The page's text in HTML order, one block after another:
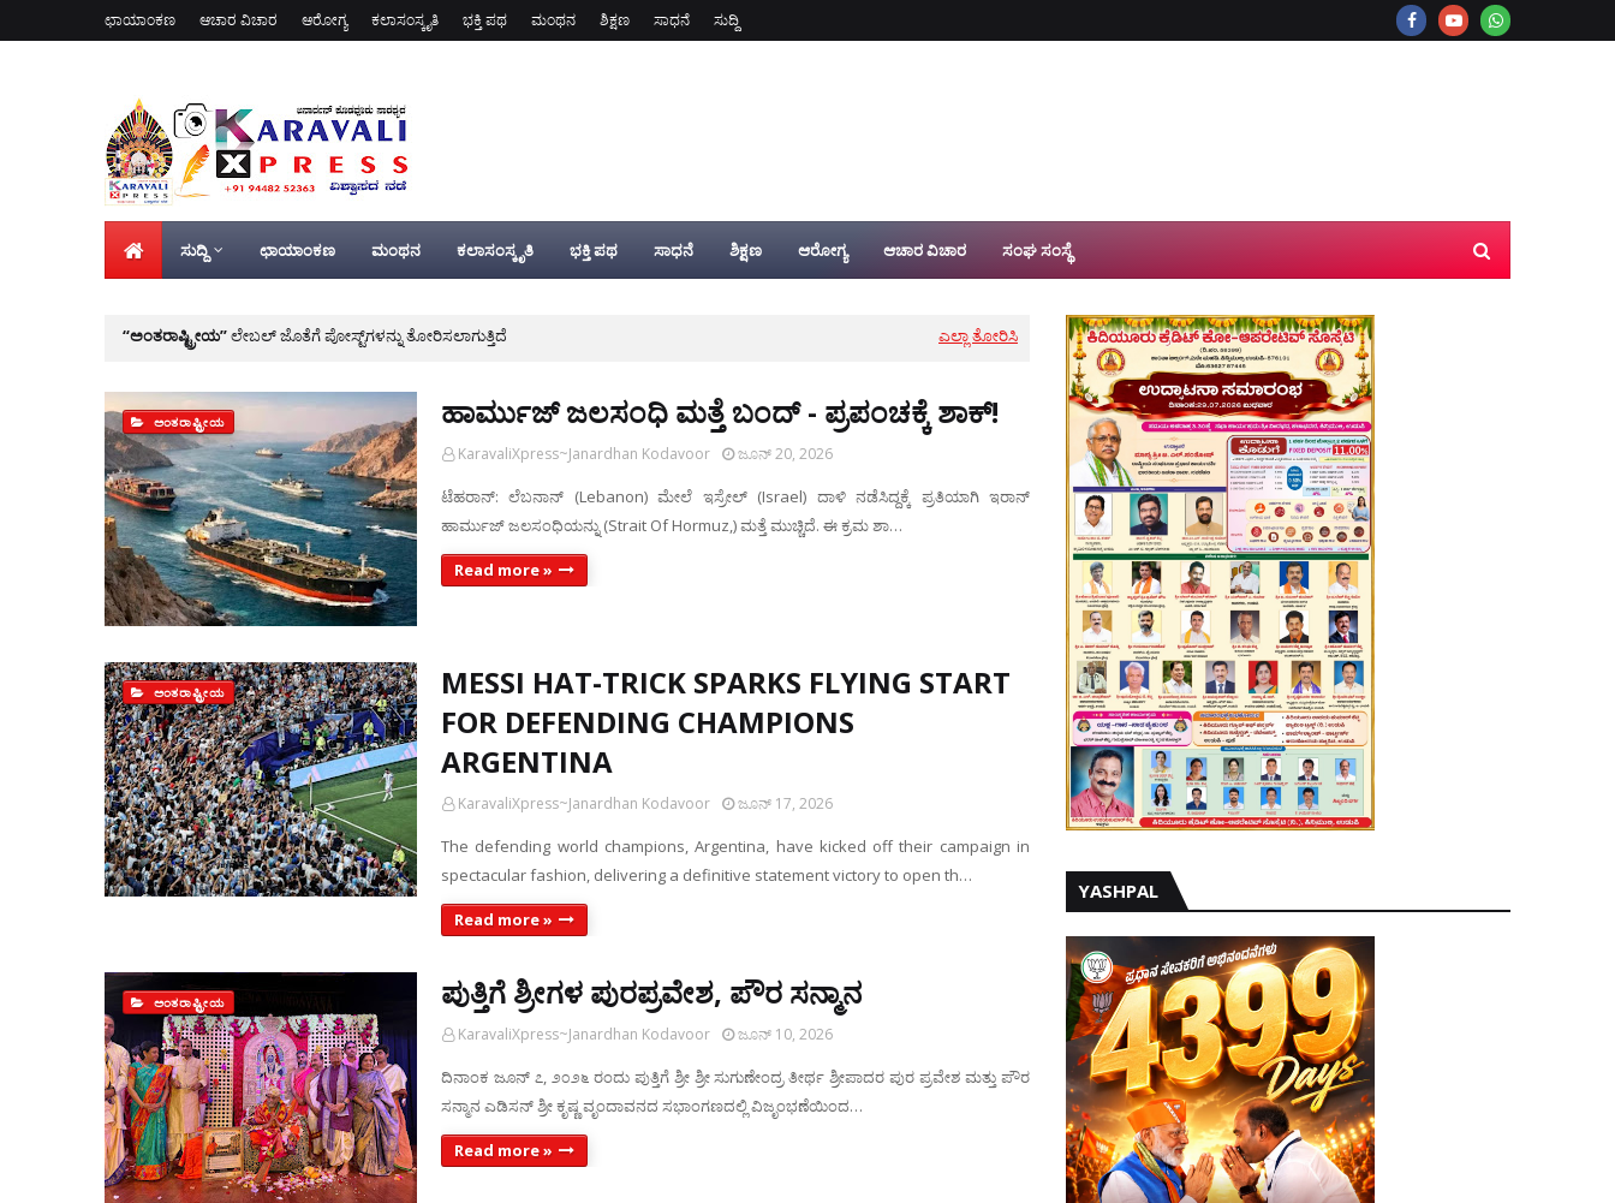
ಛಾಯಾಂಕಣ ಆಚಾರ ವಿಚಾರ ಆರೋಗ್ಯ ಕಲಾಸಂಸ್ಕೃತಿ ಭಕ್ತಿ ಪಥ ಮಂಥನ ಶಿಕ್ಷಣ ಸಾಧನೆ ಸುದ್ದಿ
ಸುದ್ದಿ ಛಾಯಾಂಕಣ ಮಂಥನ ಕಲಾಸಂಸ್ಕೃತಿ ಭಕ್ತಿ ಪಥ ಸಾಧನೆ ಶಿಕ್ಷಣ ಆರೋಗ್ಯ ಆಚಾರ ವಿಚಾರ ಸಂಘ ಸಂಸ್ಥೆ
ಅಂತರಾಷ್ಟ್ರೀಯ ಲೇಬಲ್ ಜೊತೆಗೆ ಪೋಸ್ಟ್‌ಗಳನ್ನು ತೋರಿಸಲಾಗುತ್ತಿದೆ ಎಲ್ಲಾ ತೋರಿಸಿ
ಅಂತರಾಷ್ಟ್ರೀಯ ಹಾರ್ಮುಜ್ ಜಲಸಂಧಿ ಮತ್ತೆ ಬಂದ್ - ಪ್ರಪಂಚಕ್ಕೆ ಶಾಕ್!
KaravaliXpress~Janardhan Kodavoor ಜೂನ್ 20, 2026
ಟೆಹರಾನ್: ಲೆಬನಾನ್ (Lebanon) ಮೇಲೆ ಇಸ್ರೇಲ್ (Israel) ದಾಳಿ ನಡೆಸಿದ್ದಕ್ಕೆ ಪ್ರತಿಯಾಗಿ ಇರಾನ್
ಹಾರ್ಮುಜ್ ಜಲಸಂಧಿಯನ್ನು (Strait Of Hormuz,) ಮತ್ತೆ ಮುಚ್ಚಿದೆ. ಈ ಕ್ರಮ ಶಾ…
Read more »
ಅಂತರಾಷ್ಟ್ರೀಯ
MESSI HAT-TRICK SPARKS FLYING START
FOR DEFENDING CHAMPIONS
ARGENTINA
KaravaliXpress~Janardhan Kodavoor ಜೂನ್ 17, 2026
The defending world champions, Argentina, have kicked off their campaign in
spectacular fashion, delivering a definitive statement victory to open th…
Read more »
ಅಂತರಾಷ್ಟ್ರೀಯ ಪುತ್ತಿಗೆ ಶ್ರೀಗಳ ಪುರಪ್ರವೇಶ, ಪೌರ ಸನ್ಮಾನ
KaravaliXpress~Janardhan Kodavoor ಜೂನ್ 10, 2026
ದಿನಾಂಕ ಜೂನ್ ೭, ೨೦೨೬ ರಂದು ಪುತ್ತಿಗೆ ಶ್ರೀ ಶ್ರೀ ಸುಗುಣೇಂದ್ರ ತೀರ್ಥ ಶ್ರೀಪಾದರ ಪುರ ಪ್ರವೇಶ ಮತ್ತು ಪೌರ
ಸನ್ಮಾನ ಎಡಿಸನ್ ಶ್ರೀ ಕೃಷ್ಣ ವೃಂದಾವನದ ಸಭಾಂಗಣದಲ್ಲಿ ವಿಜೃಂಭಣೆಯಿಂದ…
Read more »
YASHPAL